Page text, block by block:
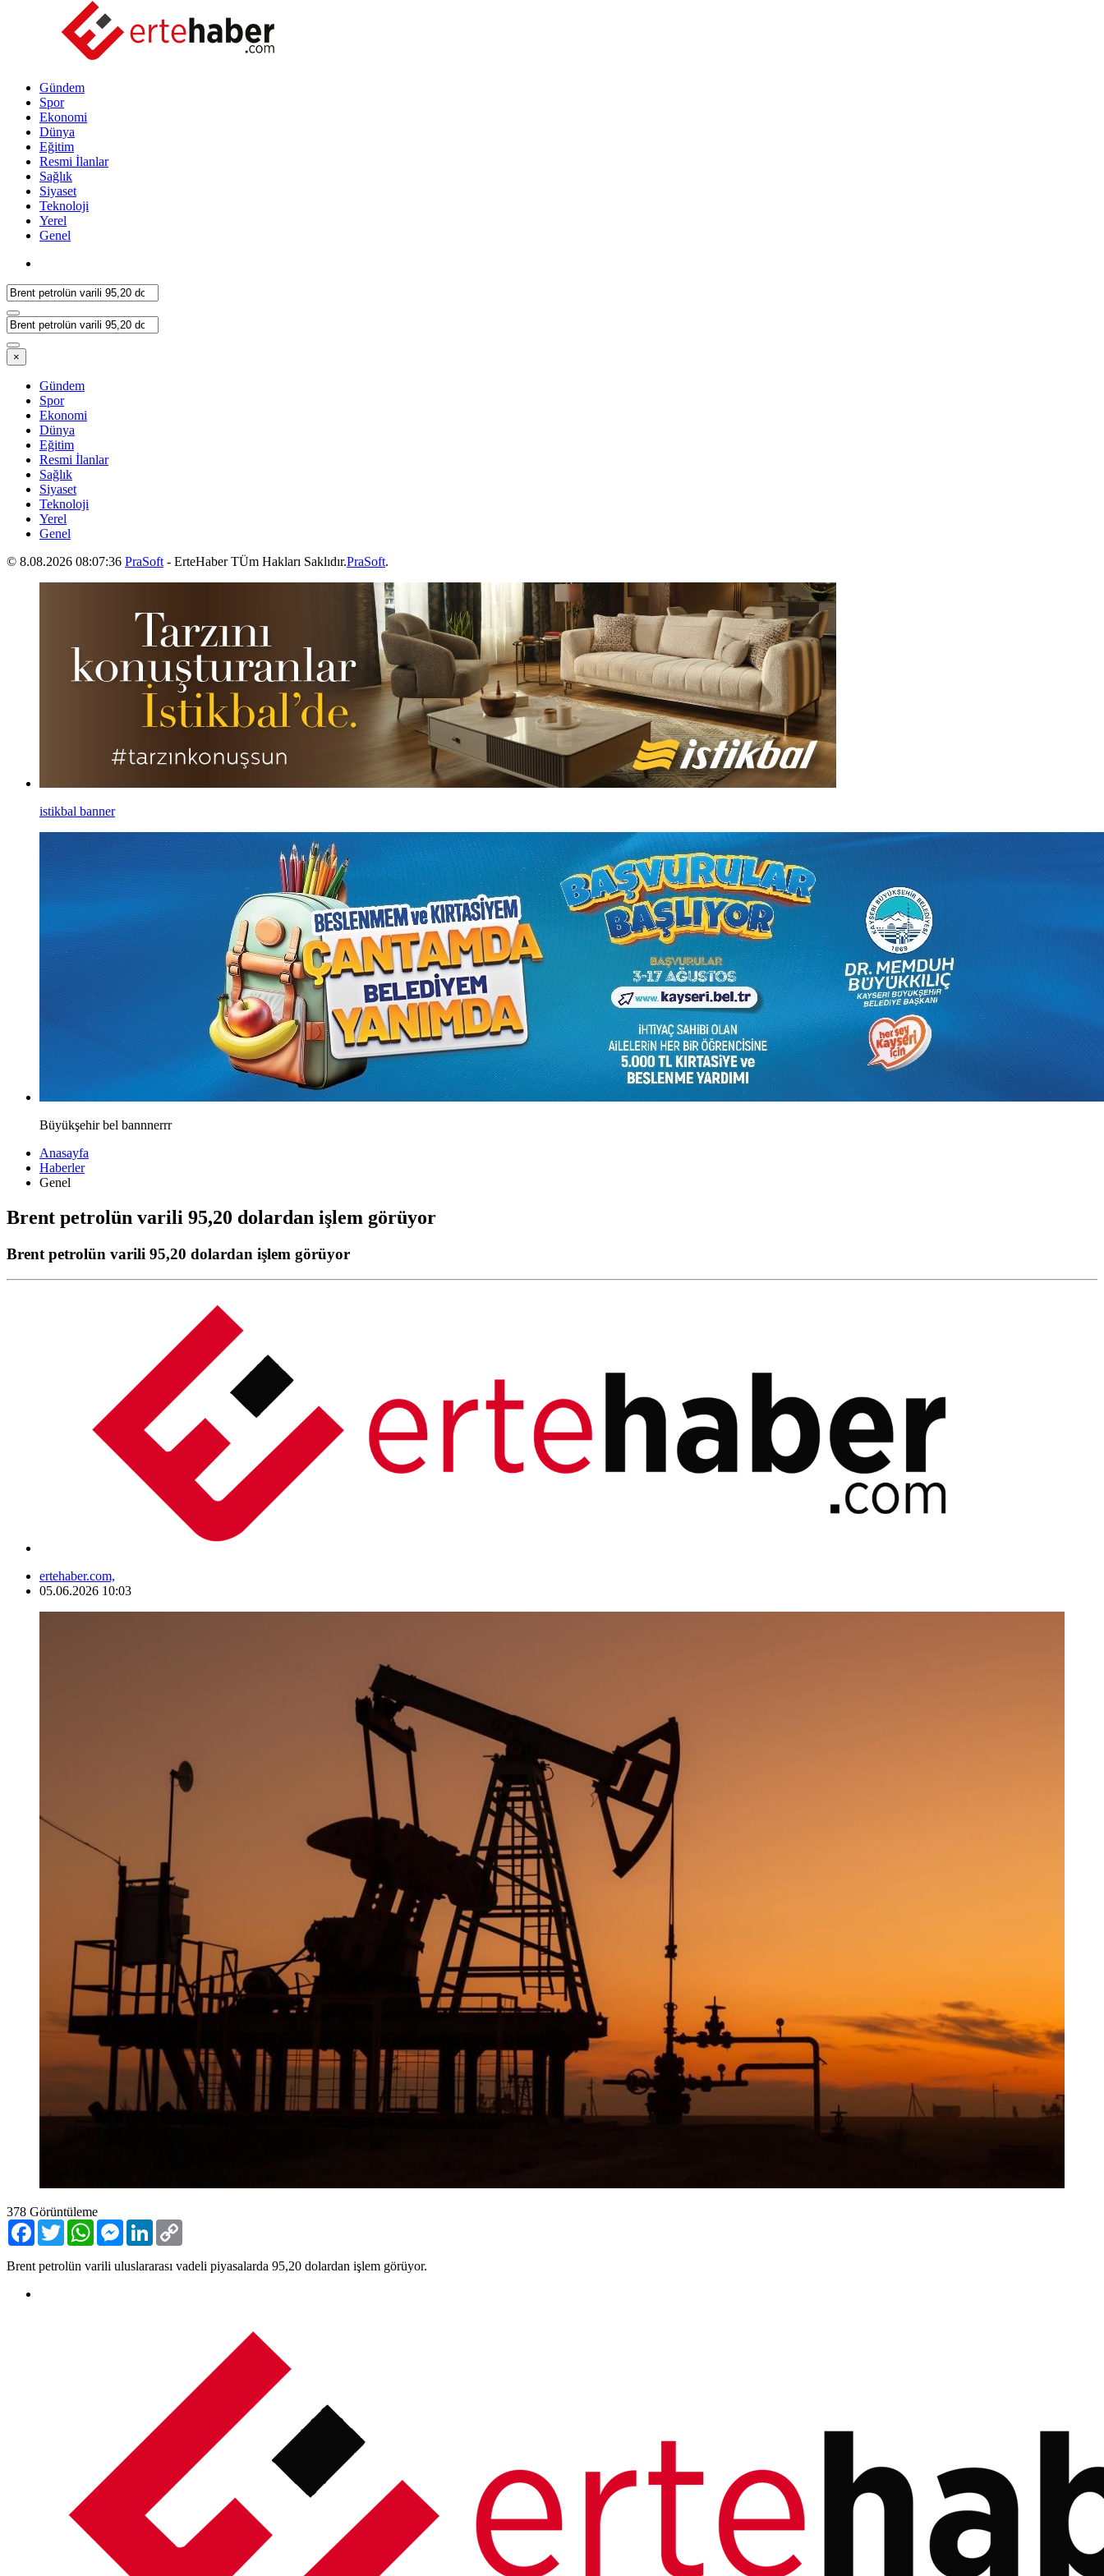
Gündem
Spor
Ekonomi
Dünya
Eğitim
Resmi İlanlar
Sağlık
Siyaset
Teknoloji
Yerel
Genel
×
Gündem
Spor
Ekonomi
Dünya
Eğitim
Resmi İlanlar
Sağlık
Siyaset
Teknoloji
Yerel
Genel
© 8.08.2026 08:07:36 PraSoft - ErteHaber TÜm Hakları Saklıdır.PraSoft.
istikbal banner
Büyükşehir bel bannnerrr
Anasayfa
Haberler
Genel
Brent petrolün varili 95,20 dolardan işlem görüyor
Brent petrolün varili 95,20 dolardan işlem görüyor
ertehaber.com,
05.06.2026 10:03
378 Görüntüleme
Facebook
TwitterWhatsAppMessenger
LinkedIn
Brent petrolün varili uluslararası vadeli piyasalarda 95,20 dolardan işlem görüyor.